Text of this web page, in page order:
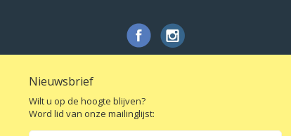
Nieuwsbrief
Wilt u op de hoogte blijven?
Word lid van onze mailinglijst: